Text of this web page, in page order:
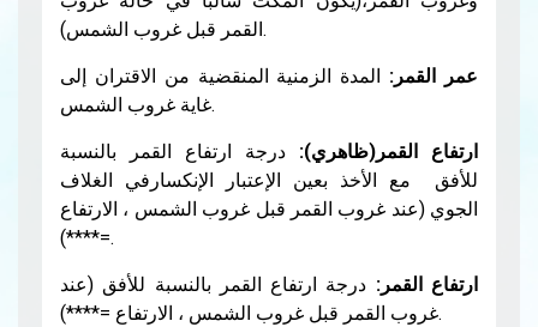
القمر قبل غروب الشمس).
عمر القمر: المدة الزمنية المنقضية من الاقتران إلى
غاية غروب الشمس.
ارتفاع القمر(ظاهري): درجة ارتفاع القمر بالنسبة
للأفق مع الأخذ بعين الإعتبار الإنكسارفي الغلاف
الجوي (عند غروب القمر قبل غروب الشمس ، الارتفاع
=****).
ارتفاع القمر: درجة ارتفاع القمر بالنسبة للأفق (عند
غروب القمر قبل غروب الشمس ، الارتفاع =****).